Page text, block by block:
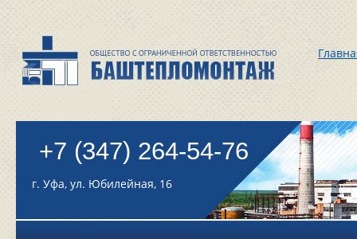
+7 (347) 264-54-76
г. Уфа, ул. Юбилейная, 16